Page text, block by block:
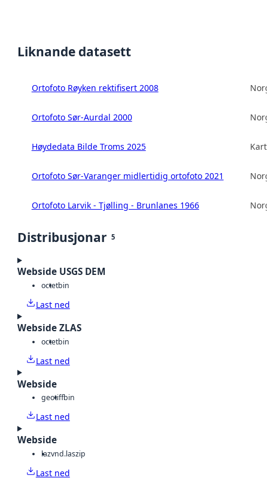
Liknande datasett
Ortofoto Røyken rektifisert 2008
Ortofoto Sør-Aurdal 2000
Høydedata Bilde Troms 2025
Ortofoto Sør-Varanger midlertidig ortofoto 2021
Ortofoto Larvik - Tjølling - Brunlanes 1966
Distribusjonar 5
Webside USGS DEM
octetbin
Last ned
Webside ZLAS
octetbin
Last ned
Webside
geotiffbin
Last ned
Webside
lazvnd.laszip
Last ned